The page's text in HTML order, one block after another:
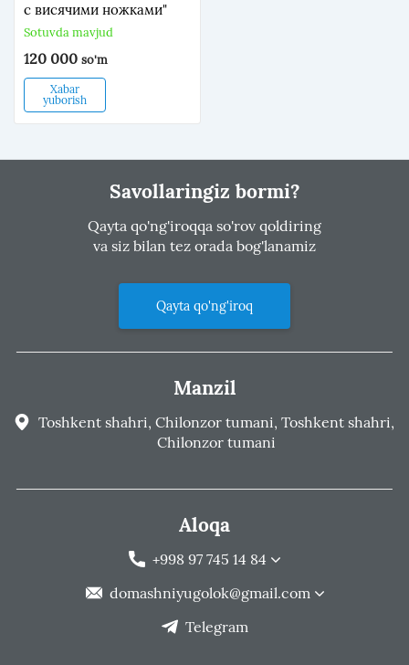
с висячими ножками"
Sotuvda mavjud
120 000 so'm
Xabar
yuborish
Savollaringiz bormi?
Qayta qo'ng'iroqqa so'rov qoldiring
va siz bilan tez orada bog'lanamiz
Qayta qo'ng'iroq
Manzil
Toshkent shahri, Chilonzor tumani, Toshkent shahri,
Chilonzor tumani
Aloqa
+998 97 745 14 84
domashniyugolok@gmail.com
Telegram